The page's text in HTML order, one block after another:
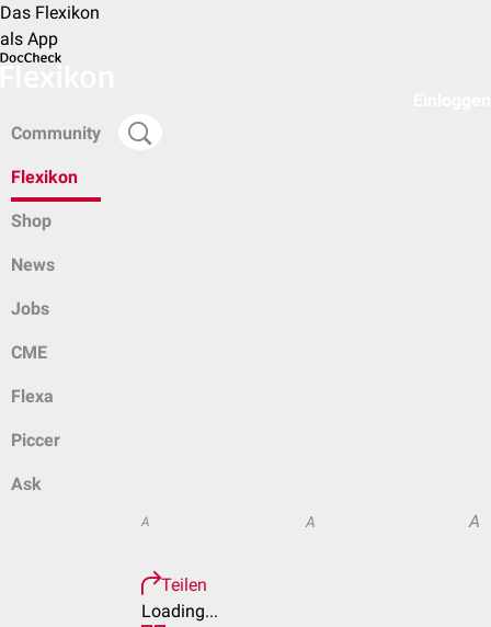
Das Flexikon
als App
Community
Flexikon
Shop
News
Jobs
CME
Flexa
Piccer
Ask
A A A
Teilen
Loading...